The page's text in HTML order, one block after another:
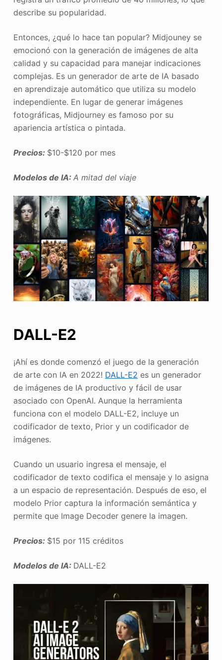
describe su popularidad.
Entonces, ¿qué lo hace tan popular? Midjouney se
emocionó con la generación de imágenes de alta
calidad y su capacidad para manejar indicaciones
complejas. Es un generador de arte de IA basado
en aprendizaje automático que utiliza su modelo
independiente. En lugar de generar imágenes
fotográficas, Midjourney es famoso por su
apariencia artística o pintada.
Precios: $10-$120 por mes
Modelos de IA: A mitad del viaje
DALL-E2
¡Ahí es donde comenzó el juego de la generación
de arte con IA en 2022! DALL-E2 es un generador
de imágenes de IA productivo y fácil de usar
asociado con OpenAI. Aunque la herramienta
funciona con el modelo DALL-E2, incluye un
codificador de texto, Prior y un codificador de
imágenes.
Cuando un usuario ingresa el mensaje, el
codificador de texto codifica el mensaje y lo asigna
a un espacio de representación. Después de eso, el
modelo Prior captura la información semántica y
permite que Image Decoder genere la imagen.
Precios: $15 por 115 créditos
Modelos de IA: DALL-E2